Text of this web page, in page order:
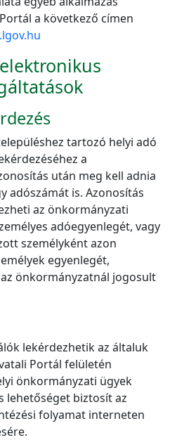
a következő címen
tartozó helyi adó
a
után meg kell adnia
adószámát is. Azonosítás
az önkormányzati
adóegyenlegét, vagy
személyként azon
egyenlegét,
önkormányzatnál jogosult
lekérdezhetik az általuk
Portál felületén
önkormányzati ügyek
lehetőséget biztosít az
folyamat interneten